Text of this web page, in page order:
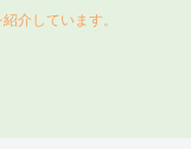
介しています。